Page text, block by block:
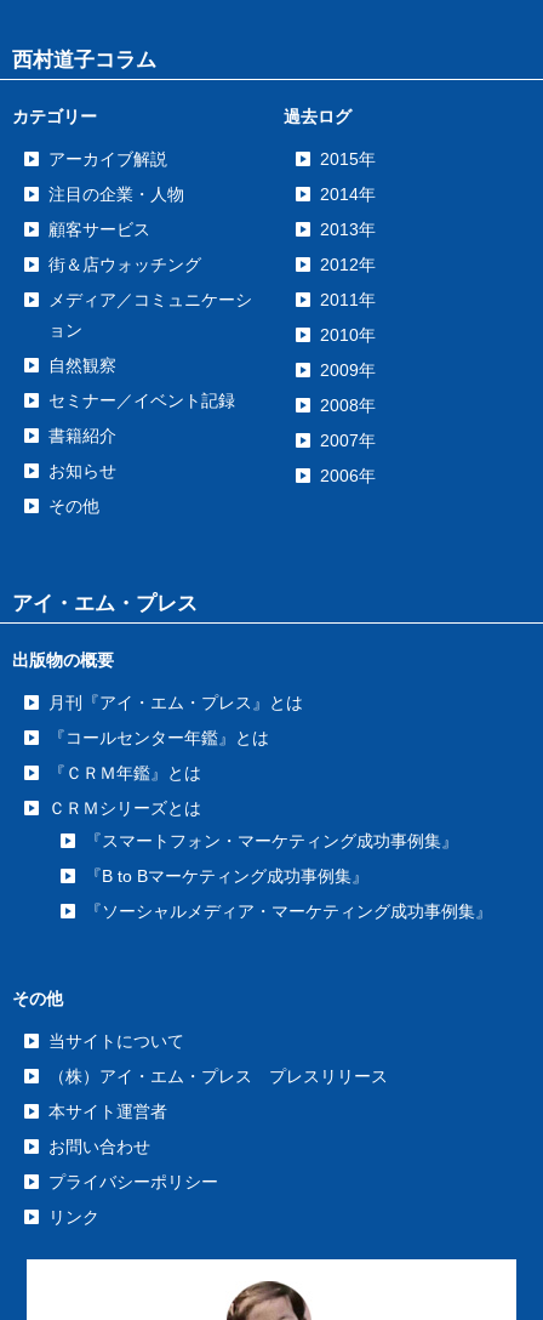
西村道子コラム
カテゴリー
アーカイブ解説
注目の企業・人物
顧客サービス
街＆店ウォッチング
メディア／コミュニケーシ
ョン
自然観察
セミナー／イベント記録
書籍紹介
お知らせ
その他
過去ログ
2015年
2014年
2013年
2012年
2011年
2010年
2009年
2008年
2007年
2006年
アイ・エム・プレス
出版物の概要
月刊『アイ・エム・プレス』とは
『コールセンター年鑑』とは
『ＣＲＭ年鑑』とは
ＣＲＭシリーズとは
『スマートフォン・マーケティング成功事例集』
『B to Bマーケティング成功事例集』
『ソーシャルメディア・マーケティング成功事例集』
その他
当サイトについて
（株）アイ・エム・プレス プレスリリース
本サイト運営者
お問い合わせ
プライバシーポリシー
リンク